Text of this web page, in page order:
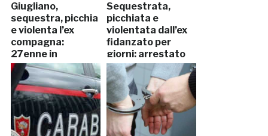
Giugliano,
sequestra, picchia
e violenta l’ex
compagna:
27enne in
manette
Sequestrata,
picchiata e
violentata dall’ex
fidanzato per
giorni: arrestato